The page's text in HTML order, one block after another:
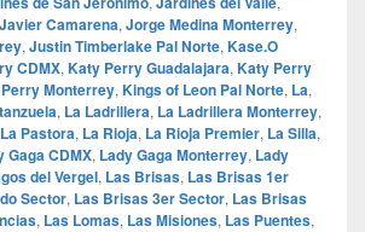
Javier Camarena, Jorge Medina Monterrey,
, Justin Timberlake Pal Norte, Kase.O
CDMX, Katy Perry Guadalajara, Katy Perry
Monterrey, Kings of Leon Pal Norte, La,
, La Ladrillera, La Ladrillera Monterrey,
La Pastora, La Rioja, La Rioja Premier, La Silla,
Gaga CDMX, Lady Gaga Monterrey, Lady
del Vergel, Las Brisas, Las Brisas 1er
Sector, Las Brisas 3er Sector, Las Brisas
, Las Lomas, Las Misiones, Las Puentes,